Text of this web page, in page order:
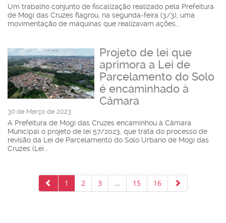
Um trabalho conjunto de fiscalização realizado pela Prefeitura
de Mogi das Cruzes flagrou, na segunda-feira (3/3), uma
movimentação de máquinas que realizavam ações...
Projeto de lei que
aprimora a Lei de
Parcelamento do Solo
é encaminhado à
Câmara
30 de Março de 2023
A Prefeitura de Mogi das Cruzes encaminhou à Câmara
Municipal o projeto de lei 57/2023, que trata do processo de
revisão da Lei de Parcelamento do Solo Urbano de Mogi das
Cruzes (Lei...
1 2 3 … 15 16